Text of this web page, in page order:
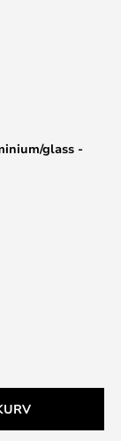
glass -